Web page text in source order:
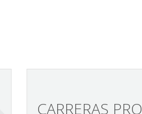
CARRERAS